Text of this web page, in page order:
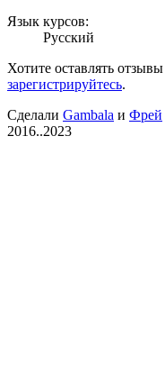
Язык курсов:
Русский
Хотите оставлять
зарегистрируйтесь.
Сделали Gambala и Фрей
2016..2023